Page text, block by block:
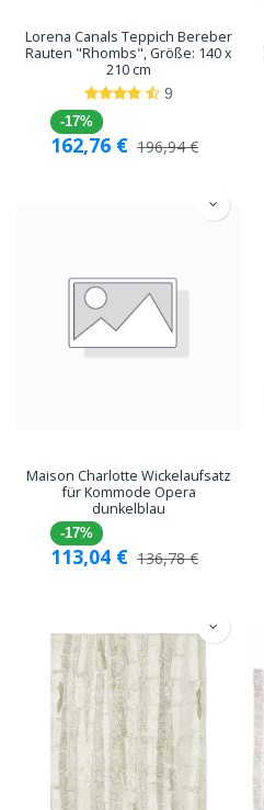
Lorena Canals Teppich Bereber
Rauten "Rhombs", Größe: 140 x
210 cm
9
-17%
162,76 € 196,94€
Maison Charlotte Wickelaufsatz
für Kommode Opera
dunkelblau
-17%
113,04 € 136,78€